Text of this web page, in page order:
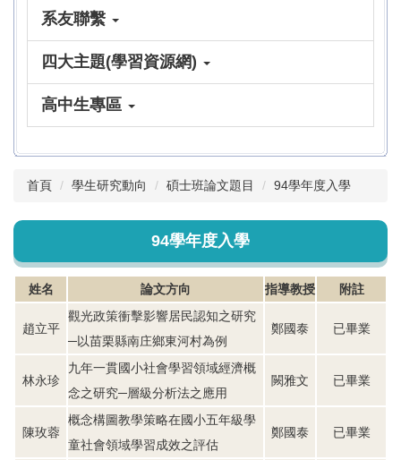
系友聯繫
四大主題(學習資源網)
高中生專區
首頁 學生研究動向 碩士班論文題目 94學年度入學
94學年度入學
姓名 論文方向 指導教授 附註
趙立平
觀光政策衝擊影響居民認知之研究
─以苗栗縣南庄鄉東河村為例
鄭國泰 已畢業
林永珍
九年一貫國小社會學習領域經濟概
念之研究─層級分析法之應用
闕雅文 已畢業
陳玫蓉
概念構圖教學策略在國小五年級學
童社會領域學習成效之評估
鄭國泰 已畢業